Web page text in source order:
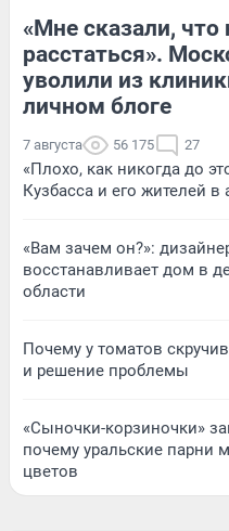
«Мне сказали,
расстаться».
уволили из
личном блоге
7 августа 56 175 27
«Плохо, как никогда до
Кузбасса и его жителей в
«Вам зачем он?»:
восстанавливает дом в
области
Почему у томатов
и решение проблемы
«Сыночки-корзиночки»
почему уральские парни
цветов